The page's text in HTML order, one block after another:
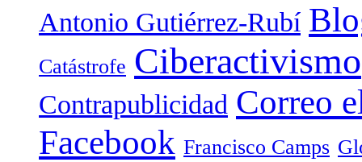
Antonio Gutiérrez-Rubí
Catástrofe Ciberactivismo
Contrapublicidad Correo
Facebook Francisco Camps